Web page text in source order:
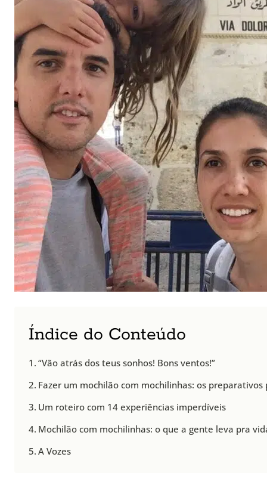
Índice do Conteúdo
“Vão atrás dos teus sonhos! Bons ventos!”
Fazer um mochilão com mochilinhas: os preparativos
Um roteiro com 14 experiências imperdíveis
Mochilão com mochilinhas: o que a gente leva pra
A Vozes